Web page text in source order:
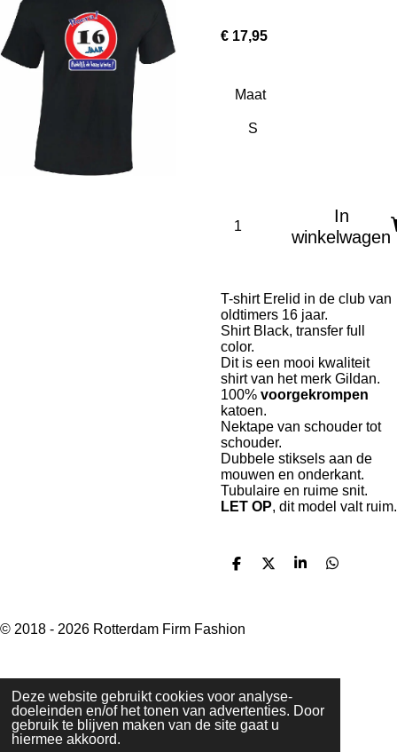
Deze website gebruikt cookies voor analyse-
doeleinden en/of het tonen van advertenties. Door
gebruik te blijven maken van de site gaat u
hiermee akkoord.
€ 17,95
Maat
In
winkelwagen
T-shirt Erelid in de club van
oldtimers 16 jaar.
Shirt Black, transfer full
color.
Dit is een mooi kwaliteit
shirt van het merk Gildan.
100% voorgekrompen
katoen.
Nektape van schouder tot
schouder.
Dubbele stiksels aan de
mouwen en onderkant.
Tubulaire en ruime snit.
LET OP, dit model valt ruim.
D
n
D
S
D
© 2018 - 2026 Rotterdam Firm Fashion